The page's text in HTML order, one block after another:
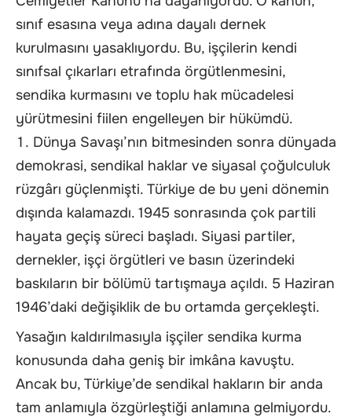
sınıf esasına veya adına dayalı dernek
kurulmasını yasaklıyordu. Bu, işçilerin kendi
sınıfsal çıkarları etrafında örgütlenmesini,
sendika kurmasını ve toplu hak mücadelesi
yürütmesini fiilen engelleyen bir hükümdü.
Dünya Savaşı’nın bitmesinden sonra dünyada
demokrasi, sendikal haklar ve siyasal çoğulculuk
rüzgârı güçlenmişti. Türkiye de bu yeni dönemin
dışında kalamazdı. 1945 sonrasında çok partili
hayata geçiş süreci başladı. Siyasi partiler,
dernekler, işçi örgütleri ve basın üzerindeki
baskıların bir bölümü tartışmaya açıldı. 5 Haziran
1946’daki değişiklik de bu ortamda gerçekleşti.
Yasağın kaldırılmasıyla işçiler sendika kurma
konusunda daha geniş bir imkâna kavuştu.
Ancak bu, Türkiye’de sendikal hakların bir anda
tam anlamıyla özgürleştiği anlamına gelmiyordu.